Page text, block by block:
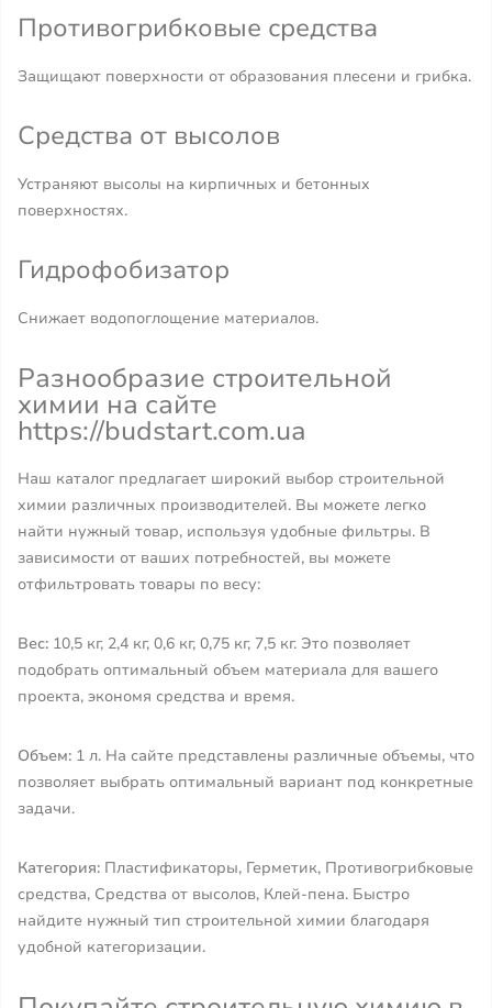
Противогрибковые средства
Защищают поверхности от образования плесени и грибка.
Средства от высолов
Устраняют высолы на кирпичных и бетонных
поверхностях.
Гидрофобизатор
Снижает водопоглощение материалов.
Разнообразие строительной
химии на сайте
https://budstart.com.ua
Наш каталог предлагает широкий выбор строительной
химии различных производителей. Вы можете легко
найти нужный товар, используя удобные фильтры. В
зависимости от ваших потребностей, вы можете
отфильтровать товары по весу:
Вес: 10,5 кг, 2,4 кг, 0,6 кг, 0,75 кг, 7,5 кг. Это позволяет
подобрать оптимальный объем материала для вашего
проекта, экономя средства и время.
Объем: 1 л. На сайте представлены различные объемы, что
позволяет выбрать оптимальный вариант под конкретные
задачи.
Категория: Пластификаторы, Герметик, Противогрибковые
средства, Средства от высолов, Клей-пена. Быстро
найдите нужный тип строительной химии благодаря
удобной категоризации.